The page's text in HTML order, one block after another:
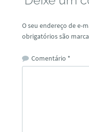
O seu endereço de e-
obrigatórios são
Comentário *